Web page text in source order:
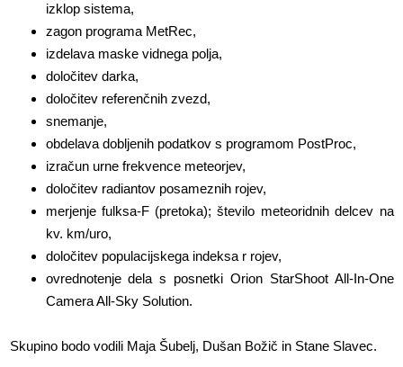
izklop sistema,
zagon programa MetRec,
izdelava maske vidnega polja,
določitev darka,
določitev referenčnih zvezd,
snemanje,
obdelava dobljenih podatkov s programom PostProc,
izračun urne frekvence meteorjev,
določitev radiantov posameznih rojev,
merjenje fulksa-F (pretoka); število meteoridnih delcev na
kv. km/uro,
določitev populacijskega indeksa r rojev,
ovrednotenje dela s posnetki Orion StarShoot All-In-One
Camera All-Sky Solution.
Skupino bodo vodili Maja Šubelj, Dušan Božič in Stane Slavec.